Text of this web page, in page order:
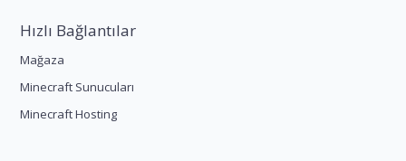
Hızlı Bağlantılar
Mağaza
Minecraft Sunucuları
Minecraft Hosting